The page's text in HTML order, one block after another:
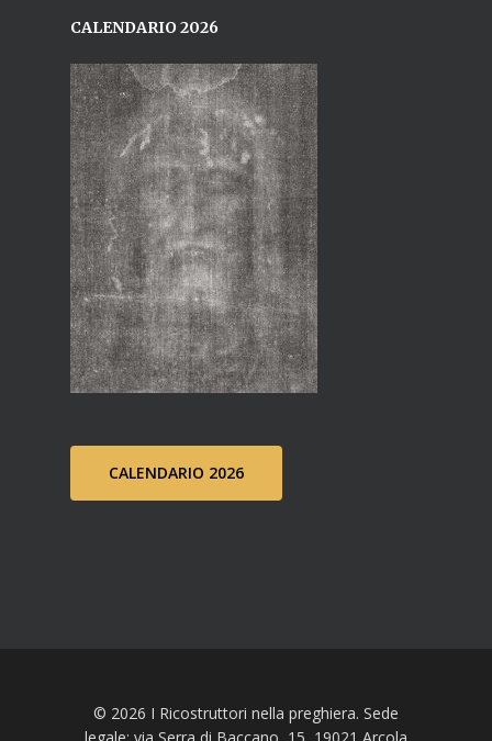
CALENDARIO 2026
CALENDARIO 2026
© 2026 I Ricostruttori nella preghiera. Sede